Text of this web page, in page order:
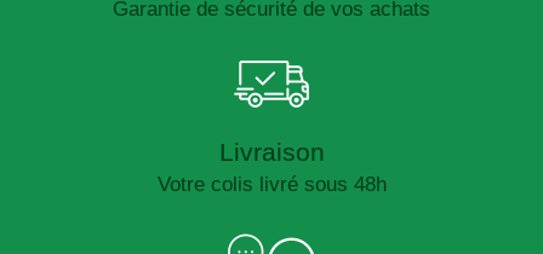
Garantie de sécurité de vos achats
Livraison
Votre colis livré sous 48h